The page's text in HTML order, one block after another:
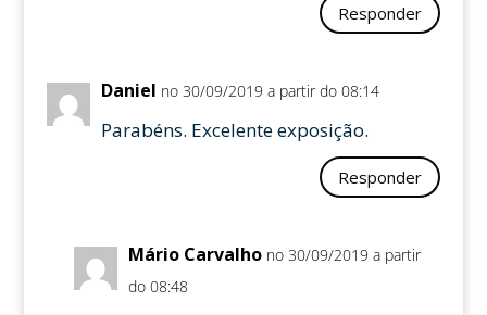
Responder
Daniel no 30/09/2019 a partir do 08:14
Parabéns. Excelente exposição.
Responder
Mário Carvalho no 30/09/2019 a partir
do 08:48